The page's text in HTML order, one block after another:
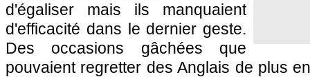
d'égaliser mais ils manquaient
d'efficacité dans le dernier geste.
Des occasions gâchées que
pouvaient regretter des Anglais de plus